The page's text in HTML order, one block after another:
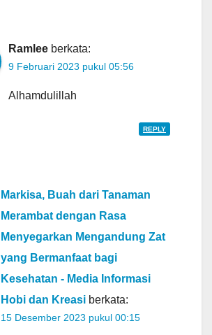
Ramlee berkata:
9 Februari 2023 pukul 05:56
Alhamdulillah
REPLY
Markisa, Buah dari Tanaman
Merambat dengan Rasa
Menyegarkan Mengandung Zat
yang Bermanfaat bagi
Kesehatan - Media Informasi
Hobi dan Kreasi berkata:
15 Desember 2023 pukul 00:15